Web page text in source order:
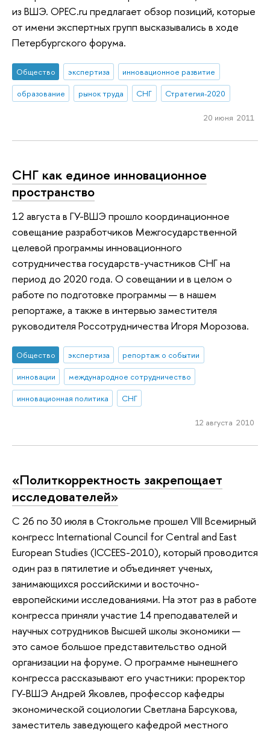
из ВШЭ. OPEC.ru предлагает обзор позиций, которые
от имени экспертных групп высказывались в ходе
Петербургского форума.
Общество экспертиза
инновационное развитие
образование
рынок труда СНГ Стратегия-2020
20 июня 2011
СНГ как единое инновационное
пространство
12 августа в ГУ-ВШЭ прошло координационное
совещание разработчиков Межгосударственной
целевой программы инновационного
сотрудничества государств-участников СНГ на
период до 2020 года. О совещании и в целом о
работе по подготовке программы — в нашем
репортаже, а также в интервью заместителя
руководителя Россотрудничества Игоря Морозова.
Общество экспертиза
репортаж о событии
инновации
международное сотрудничество
инновационная политика
СНГ
12 августа 2010
«Политкорректность закрепощает
исследователей»
С 26 по 30 июля в Стокгольме прошел VIII Всемирный
конгресс International Council for Central and East
European Studies (ICCEES-2010), который проводится
один раз в пятилетие и объединяет ученых,
занимающихся российскими и восточно-
европейскими исследованиями. На этот раз в работе
конгресса приняли участие 14 преподавателей и
научных сотрудников Высшей школы экономики —
это самое большое представительство одной
организации на форуме. О программе нынешнего
конгресса рассказывают его участники: проректор
ГУ-ВШЭ Андрей Яковлев, профессор кафедры
экономической социологии Светлана Барсукова,
заместитель заведующего кафедрой местного